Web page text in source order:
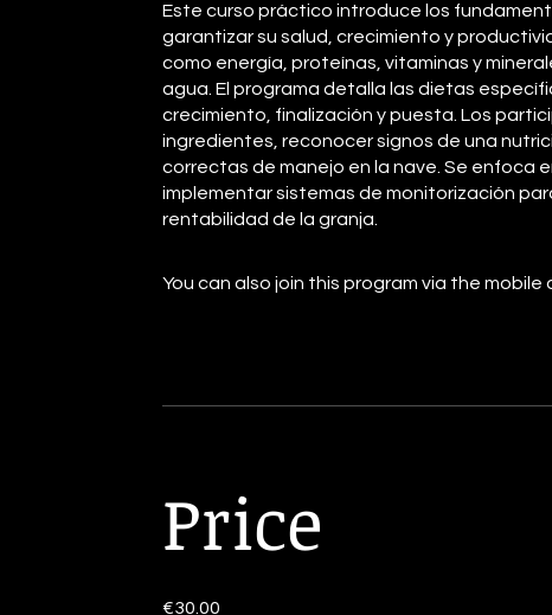
Este curso práctico introduce los
garantizar su salud, crecimiento y
como energía, proteínas, vitaminas y
agua. El programa detalla las dietas
crecimiento, finalización y puesta. Los
ingredientes, reconocer signos de una
correctas de manejo en la nave. Se enfoca
implementar sistemas de monitorización
rentabilidad de la granja.
You can also join this program via the mobile
Price
€30.00